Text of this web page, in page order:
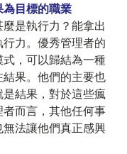
目標的職業
是執行力？能拿出
力。優秀管理者的
，可以歸結為一種
果。他們的主要也
結果，對於這些瘋
而言，其他任何事
法讓他們真正感興